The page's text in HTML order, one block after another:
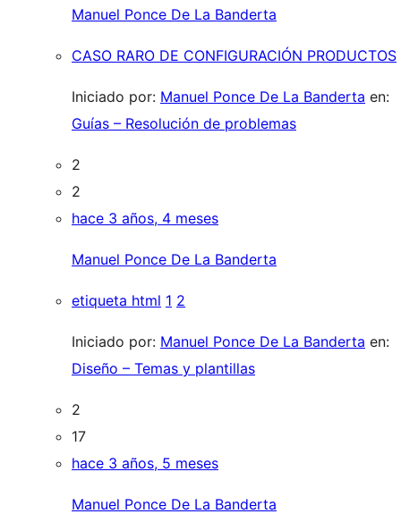
Manuel Ponce De La Banderta
CASO RARO DE CONFIGURACIÓN PRODUCTOS
Iniciado por: Manuel Ponce De La Banderta en:
Guías – Resolución de problemas
2
2
hace 3 años, 4 meses
Manuel Ponce De La Banderta
etiqueta html 1 2
Iniciado por: Manuel Ponce De La Banderta en:
Diseño – Temas y plantillas
2
17
hace 3 años, 5 meses
Manuel Ponce De La Banderta